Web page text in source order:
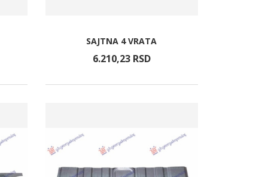
SAJTNA 4 VRATA
6.210,23 RSD